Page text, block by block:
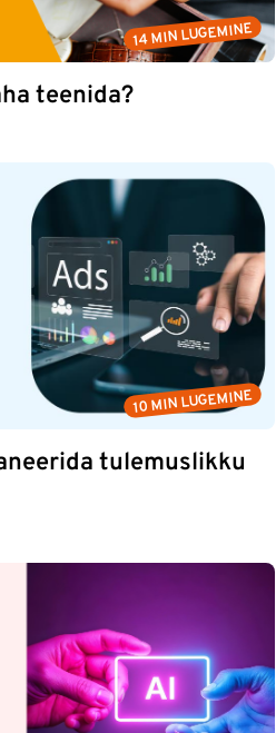
14 MIN LUGEMINE
teenida?
10 MIN LUGEMINE
tulemuslikku